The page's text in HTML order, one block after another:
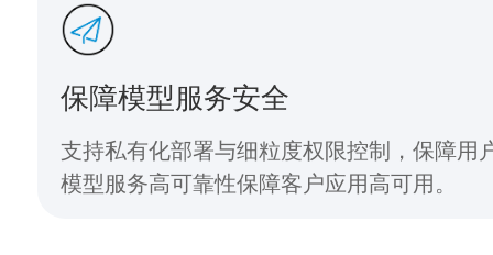
保障模型服务安全
支持私有化部署与细粒度权限控制，保障用
模型服务高可靠性保障客户应用高可用。